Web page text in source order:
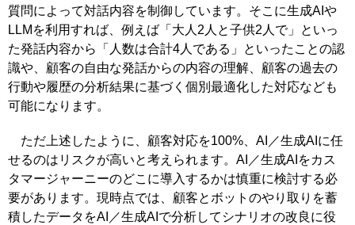
質問によって対話内容を制御しています。そこに生成AIや
LLMを利用すれば、例えば「大人2人と子供2人で」といっ
た発話内容から「人数は合計4人である」といったことの認
識や、顧客の自由な発話からの内容の理解、顧客の過去の
行動や履歴の分析結果に基づく個別最適化した対応なども
可能になります。
ただ上述したように、顧客対応を100%、AI／生成AIに任
せるのはリスクが高いと考えられます。AI／生成AIをカス
タマージャーニーのどこに導入するかは慎重に検討する必
要があります。現時点では、顧客とボットのやり取りを蓄
積したデータをAI／生成AIで分析してシナリオの改良に役